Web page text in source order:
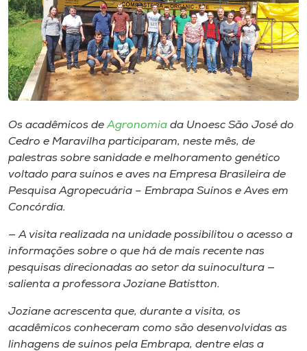
Rádio
Museu
Unoesc
Selecione
Os acadêmicos deAgronomia da Unoesc São José do
Cedro e Maravilha participaram, neste mês, de
palestras sobre sanidade e melhoramento genético
voltado para suínos e aves na Empresa Brasileira de
Pesquisa Agropecuária – Embrapa Suínos e Aves em
Concórdia.
— A visita realizada na unidade possibilitou o acesso a
informações sobre o que há de mais recente nas
pesquisas direcionadas ao setor da suinocultura —
salienta a professora Joziane Batistton.
Joziane acrescenta que, durante a visita, os
acadêmicos conheceram como são desenvolvidas as
linhagens de suínos pela Embrapa, dentre elas a